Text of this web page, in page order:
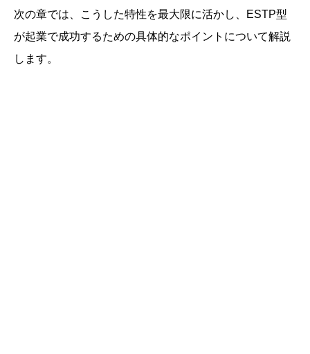
次の章では、こうした特性を最大限に活かし、ESTP型
が起業で成功するための具体的なポイントについて解説
します。